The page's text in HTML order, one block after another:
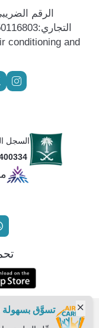
conditioning and
السجل
الحقوق محفوظة | 2026
تسوَّق بسهولة